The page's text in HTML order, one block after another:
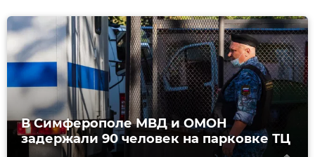
В Симферополе МВД и ОМОН
задержали 90 человек на парковке ТЦ